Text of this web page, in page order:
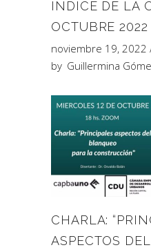
ÍNDICE DE LA
OCTUBRE 2022
noviembre 19, 2022
by Guillermina
CHARLA:
ASPECTOS